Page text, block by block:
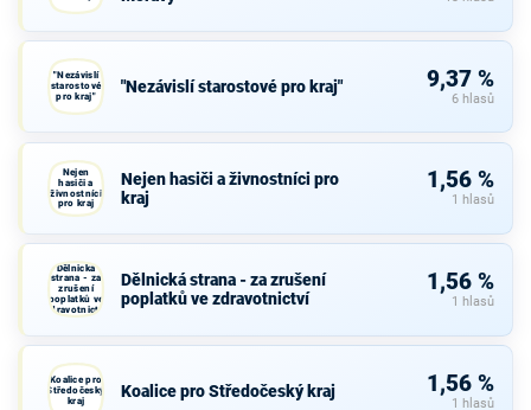
"Nezávislí
starostové
pro kraj"
"Nezávislí starostové pro kraj" 9,37 %
6 hlasů
Nejen
hasiči a
živnostníci
pro kraj
Nejen hasiči a živnostníci pro
kraj
1,56 %
1 hlasů
Dělnická
strana - za
zrušení
poplatků ve
zdravotnictví
Dělnická strana - za zrušení
poplatků ve zdravotnictví
1,56 %
1 hlasů
Koalice pro
Středočeský
kraj
Koalice pro Středočeský kraj 1,56 %
1 hlasů